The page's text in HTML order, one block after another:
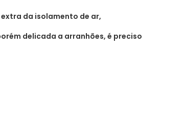
da isolamento de ar,
delicada a arranhões, é preciso